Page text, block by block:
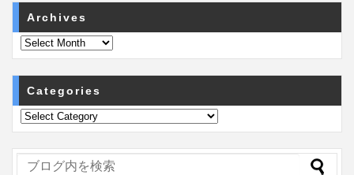
Archives
Categories